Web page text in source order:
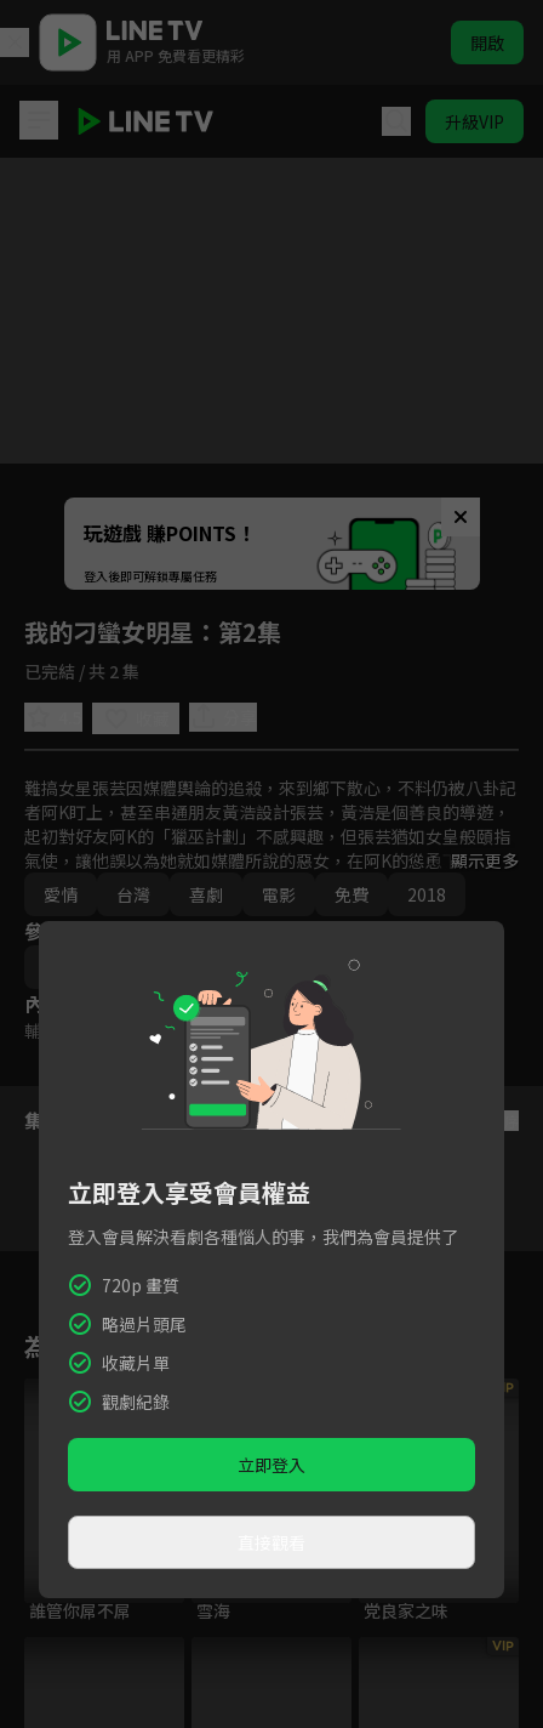
用 APP 免費看更精彩 開啟
升級VIP
Unmute
如有不便請見諒
玩遊戲 賺POINTS！
登入後即可解鎖專屬任務
我的刁蠻女明星 ：第2集
已完結 / 共 2 集
難搞女星張芸因媒體輿論的追殺，來到鄉下散心，不料仍被八卦記
者阿K盯上，甚至串通朋友黃浩設計張芸，黃浩是個善良的導遊，
起初對好友阿K的「獵巫計劃」不感興趣，但張芸猶如女皇般頤指
氣使，讓他誤以為她就如媒體所說的惡女，在阿K的慫恿下，他決
定加入這場戰役，對張芸展開一場假意的追求行動！
顯示更多
愛情
台灣 喜劇 電影 免費 2018
參與演員
陳幼芳 陳文山
內容標籤
輔導十二歲級
集數列表
2
為您推薦
誰管你屌不屌 雪海
VIP
党良家之味
VIP
立即登入享受會員權益
登入會員解決看劇各種惱人的事，我們為會員提供了
720p 畫質
略過片頭尾
收藏片單
觀劇紀錄
立即登入